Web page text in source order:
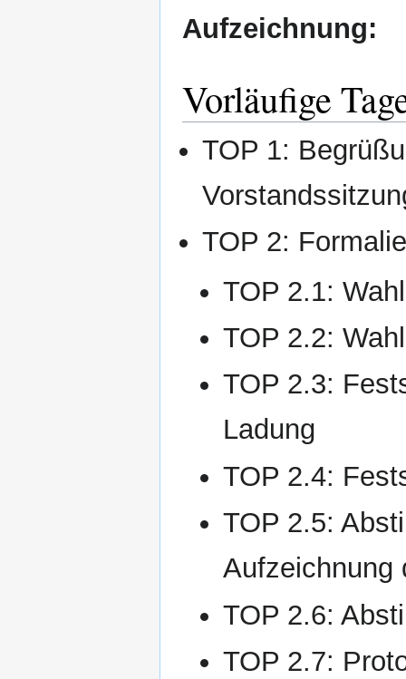
Aufzeichnung:
Vorläufige
TOP 1:
TOP 2:
TOP 2.1:
TOP 2.2:
TOP 2.3:
Ladung
TOP 2.4:
TOP 2.5:
Aufzeichnung
TOP 2.6:
TOP 2.7: